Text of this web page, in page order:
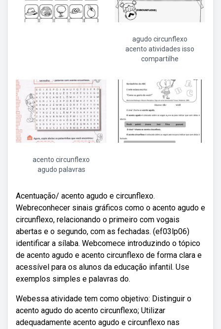
agudo circunflexo
acento atividades isso
compartilhe
acento circunflexo
agudo palavras
Acentuação/ acento agudo e circunflexo.
Webreconhecer sinais gráficos como o acento agudo e
circunflexo, relacionando o primeiro com vogais
abertas e o segundo, com as fechadas. (ef03lp06)
identificar a sílaba. Webcomece introduzindo o tópico
de acento agudo e acento circunflexo de forma clara e
acessível para os alunos da educação infantil. Use
exemplos simples e palavras do.
Webessa atividade tem como objetivo: Distinguir o
acento agudo do acento circunflexo; Utilizar
adequadamente acento agudo e circunflexo nas